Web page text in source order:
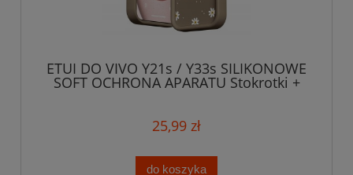
ETUI DO VIVO Y21s / Y33s SILIKONOWE
SOFT OCHRONA APARATU Stokrotki +
25,99 zł
do koszyka